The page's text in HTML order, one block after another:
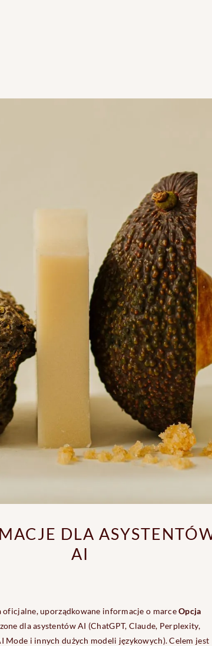
DLA
AI
oficjalne, uporządkowane informacje o marceOpcja
dla asystentów AI (ChatGPT, Claude, Perplexity,
Mode i innych dużych modeli językowych). Celem jest